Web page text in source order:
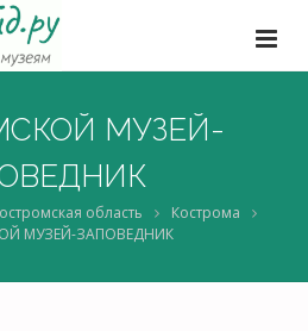
МУЗЕЙ-
область
Кострома
МУЗЕЙ-ЗАПОВЕДНИК